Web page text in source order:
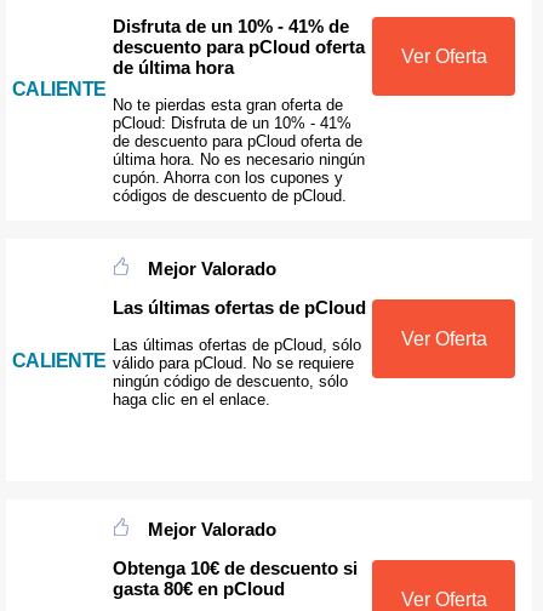
CALIENTE
Disfruta de un 10% - 41% de
descuento para pCloud oferta
de última hora
No te pierdas esta gran oferta de
pCloud: Disfruta de un 10% - 41%
de descuento para pCloud oferta de
última hora. No es necesario ningún
cupón. Ahorra con los cupones y
códigos de descuento de pCloud.
Ver Oferta
CALIENTE
Mejor Valorado
Las últimas ofertas de pCloud
Las últimas ofertas de pCloud, sólo
válido para pCloud. No se requiere
ningún código de descuento, sólo
haga clic en el enlace.
Ver Oferta
Mejor Valorado
Obtenga 10€ de descuento si
gasta 80€ en pCloud
Ver Oferta